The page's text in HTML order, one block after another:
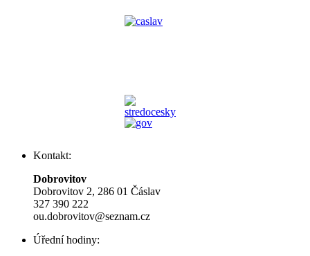
Kontakt:
Dobrovitov
Dobrovitov 2, 286 01 Čáslav
327 390 222
ou.dobrovitov@seznam.cz
Úřední hodiny: